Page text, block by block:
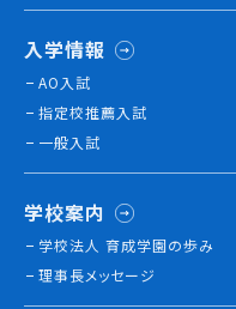
入学情報
AO入試
指定校推薦入試
一般入試
学校案内
学校法人 育成学園の歩み
理事長メッセージ